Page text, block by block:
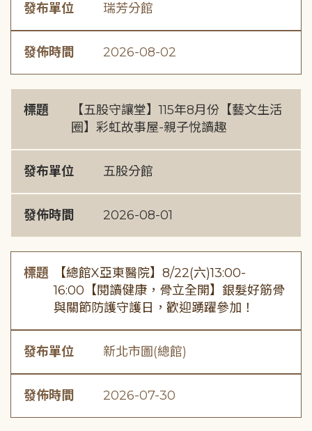
發布單位 瑞芳分館
發佈時間 2026-08-02
標題
【五股守讓堂】115年8月份【藝文生活
圈】彩虹故事屋-親子悅讀趣
發布單位 五股分館
發佈時間 2026-08-01
標題
【總館X亞東醫院】8/22(六)13:00-
16:00【閱讀健康，骨立全開】銀髮好筋骨
與關節防護守護日，歡迎踴躍參加！
發布單位 新北市圖(總館)
發佈時間 2026-07-30